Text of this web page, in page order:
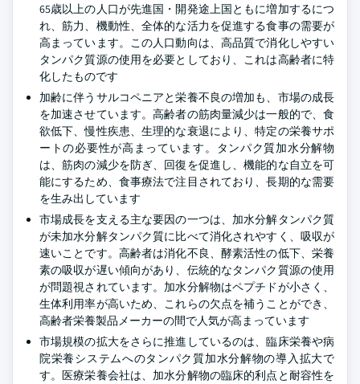
65歳以上の人口が先進国・開発途上国ともに増加するにつ
れ、筋力、機動性、全体的な活力を促進する食事の需要が
高まっています。この人口動向は、高品質で消化しやすい
タンパク質源の使用を必要としており、これは高齢者に特
化したものです
加齢に伴うサルコペニアと栄養不良の増加も、市場の成長
を加速させています。高齢者の筋肉量減少は一般的で、食
欲低下、慢性疾患、生理的な衰退により、特定の栄養サポ
ートの必要性が高まっています。タンパク質加水分解物
は、筋肉の減少を防ぎ、回復を促進し、機能的な自立を可
能にするため、食事療法で注目されており、長期的な需要
を生み出しています
市場成長を支える主な要因の一つは、加水分解タンパク質
が未加水分解タンパク質に比べて消化されやすく、吸収が
速いことです。高齢者は消化不良、酵素活性の低下、栄養
素の吸収が遅い傾向があり、伝統的なタンパク質源の使用
が問題視されています。加水分解物はペプチドが小さく、
生体利用率が高いため、これらの欠点を補うことができ、
高齢者栄養製品メーカーの間で人気が高まっています
市場規模の拡大をさらに推進しているのは、臨床栄養や病
院栄養システムへのタンパク質加水分解物の導入拡大で
す。医療栄養会社は、加水分解物の臨床的利点と耐容性を